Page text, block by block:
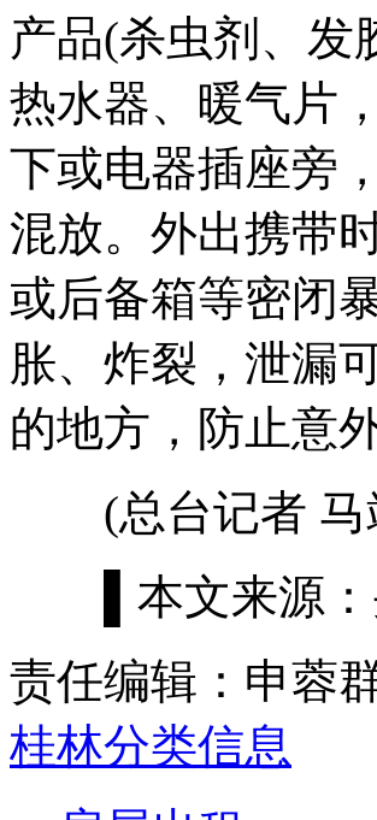
产品(杀虫剂、发
热水器、暖气片
下或电器插座旁
混放。外出携带
或后备箱等密闭
胀、炸裂，泄漏
的地方，防止意
(总台记者 马
▌本文来源：
责任编辑：申蓉
桂林分类信息